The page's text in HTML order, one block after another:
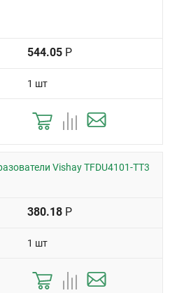
544.05 Р
1 шт
Vishay TFDU4101-TT3
380.18 Р
1 шт